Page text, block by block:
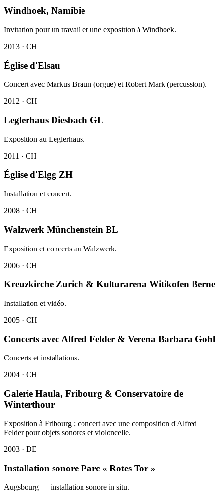
Windhoek, Namibie
Invitation pour un travail et une exposition à Windhoek.
2013 · CH
Église d'Elsau
Concert avec Markus Braun (orgue) et Robert Mark (percussion).
2012 · CH
Leglerhaus Diesbach GL
Exposition au Leglerhaus.
2011 · CH
Église d'Elgg ZH
Installation et concert.
2008 · CH
Walzwerk Münchenstein BL
Exposition et concerts au Walzwerk.
2006 · CH
Kreuzkirche Zurich & Kulturarena Witikofen Berne
Installation et vidéo.
2005 · CH
Concerts avec Alfred Felder & Verena Barbara Gohl
Concerts et installations.
2004 · CH
Galerie Haula, Fribourg & Conservatoire de
Winterthour
Exposition à Fribourg ; concert avec une composition d'Alfred
Felder pour objets sonores et violoncelle.
2003 · DE
Installation sonore Parc « Rotes Tor »
Augsbourg — installation sonore in situ.